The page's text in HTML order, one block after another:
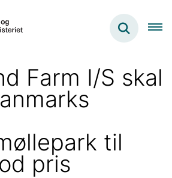
Farm I/S skal
til
pris